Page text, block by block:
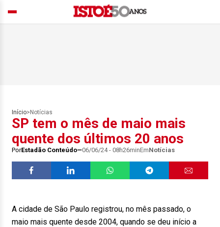
Início> Notícias
SP tem o mês de maio mais
quente dos últimos 20 anos
PorEstadão Conteúdo 06/06/24 - 08h26minEmNotícias
A cidade de São Paulo registrou, no mês passado, o
maio mais quente desde 2004, quando se deu início a